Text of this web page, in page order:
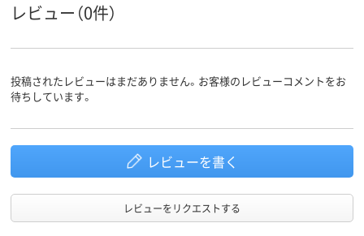
レビュー（0件）
投稿されたレビューはまだありません。お客様のレビューコメントをお
待ちしています。
レビューを書く
レビューをリクエストする